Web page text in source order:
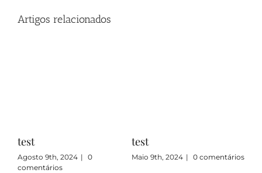
Artigos relacionados
test
Agosto 9th, 2024 | 0
comentários
test
Maio 9th, 2024 | 0 comentários